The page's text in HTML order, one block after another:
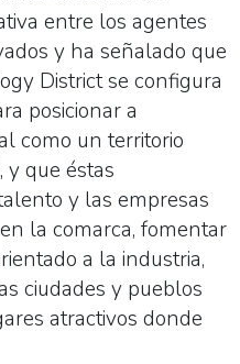
entre los agentes
y ha señalado que
District se configura
posicionar a
como un territorio
y que éstas
y las empresas
la comarca, fomentar
a la industria,
ciudades y pueblos
atractivos donde